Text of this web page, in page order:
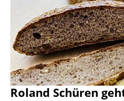
Roland Schüren